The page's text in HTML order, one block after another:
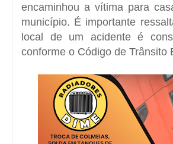
encaminhou a vítima para
município. É importante
local de um acidente é
conforme o Código de Trânsito